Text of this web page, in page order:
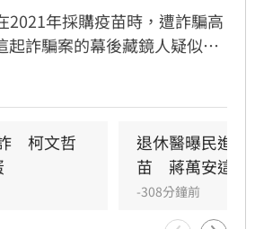
2021年採購疫苗時，遭詐騙高
起詐騙案的幕後藏鏡人疑似是
理事長的女子陳昱瑄，日前遭
「我不是女強人，只是堅強的
且充滿正能量的形象，也常宣
公益，看充滿正能量的人設，
　柯文哲
退休醫曝民進
苗　蔣萬安這樣
-308分鐘前